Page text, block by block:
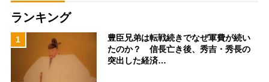
ランキング
1
豊臣兄弟は転戦続きでなぜ軍費が続い
たのか？ 信長亡き後、秀吉・秀長の
突出した経済…